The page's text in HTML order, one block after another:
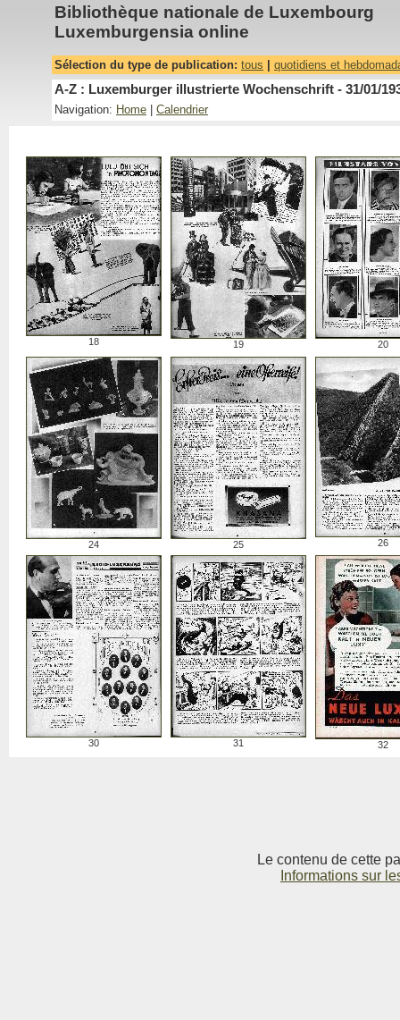
Bibliothèque nationale de Luxembourg
Luxemburgensia online
Sélection du type de publication: tous quotidiens et
A-Z : Luxemburger illustrierte Wochenschrift - 31/01/
Navigation: Home Calendrier
18 19 20
24 25 26
30 31 32
Le contenu de cette
Informations sur